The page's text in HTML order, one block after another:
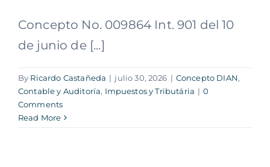
Concepto No. 009864 Int. 901 del 10
de junio de [...]
By Ricardo Castañeda | julio 30, 2026 | Concepto DIAN,
Contable y Auditoría, Impuestos y Tributária | 0
Comments
Read More